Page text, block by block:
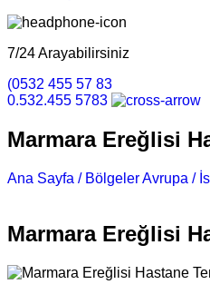
7/24 Arayabilirsiniz
(0532 455 57 83
0.532.455 5783
Marmara Ereğlisi
Ana Sayfa / Bölgeler Avrupa /
Marmara Ereğlisi